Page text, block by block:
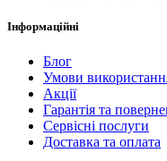
Інформаційні
Блог
Умови
Акції
Гарантія та
Сервісні послуги
Доставка та оплата